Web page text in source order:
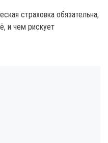
страховка обязательна,
и чем рискует